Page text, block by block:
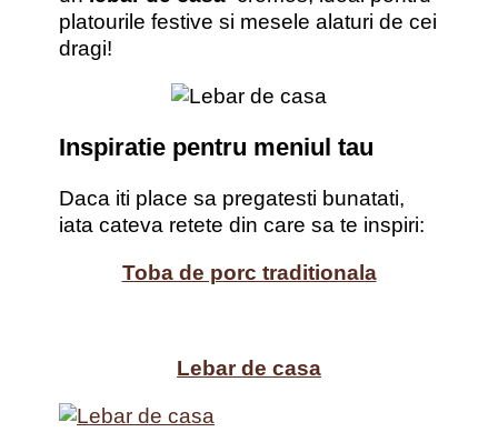
platourile festive si mesele alaturi de cei
dragi!
Inspiratie pentru meniul tau
Daca iti place sa pregatesti bunatati,
iata cateva retete din care sa te inspiri:
Toba de porc traditionala
Lebar de casa